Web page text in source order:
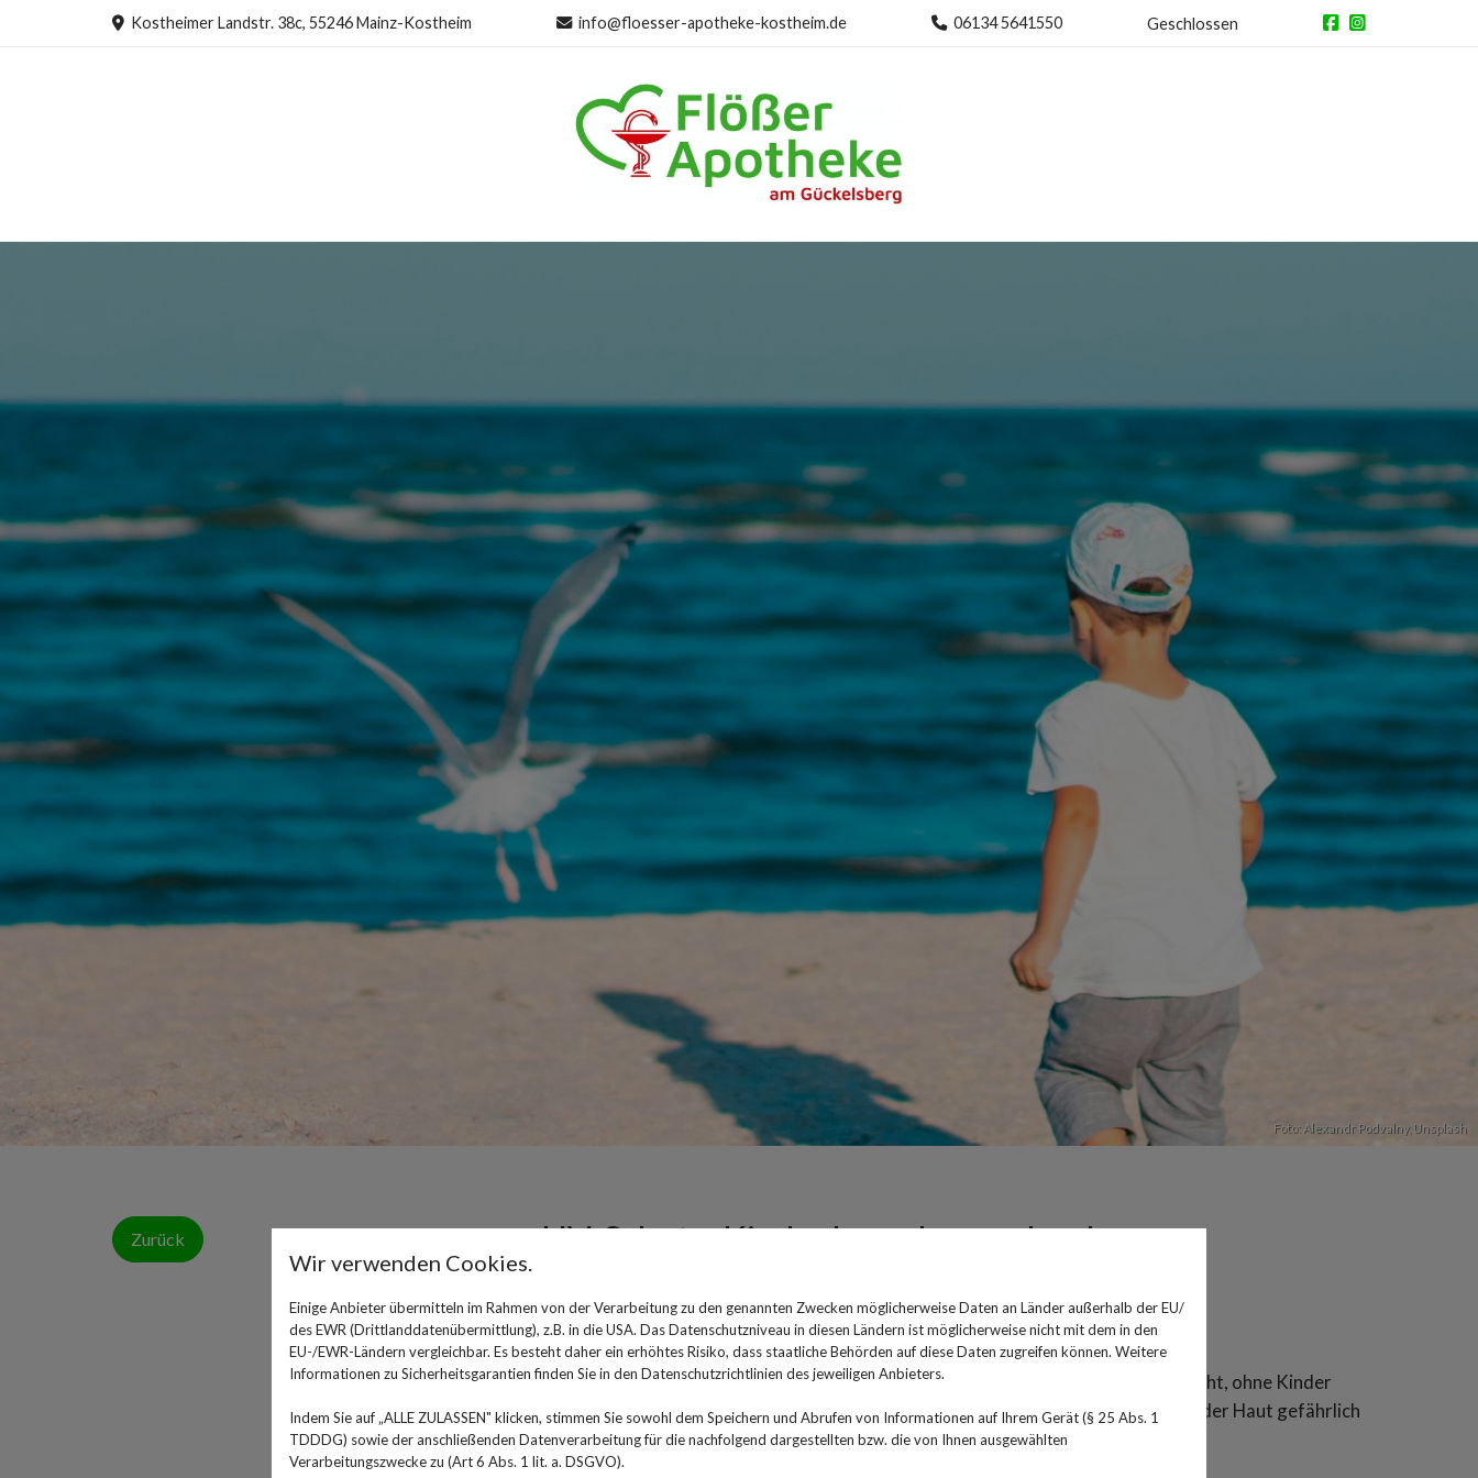
Kostheimer Landstr. 38c, 55246 Mainz-Kostheim info@floesser-apotheke-kostheim.de 06134 5641550 Geschlossen
Foto: Alexandr Podvalny, Unsplash
Zurück
UV-Schutz: Kinder brauchen mehr als nur
26. Juni 2024
Die Sonne scheint, der Urlaub naht, der Besuch im Freibad ist geplant. Natürlich nicht, ohne Kinder
vorher einzucremen. Doch reicht das aus, um sie vor der Strahlung der Sonne, die der Haut gefährlich
werden kann, zu schützen?
Wir verwenden Cookies.
Einige Anbieter übermitteln im Rahmen von der Verarbeitung zu den genannten Zwecken möglicherweise Daten an Länder außerhalb der EU/
des EWR (Drittlanddatenübermittlung), z.B. in die USA. Das Datenschutzniveau in diesen Ländern ist möglicherweise nicht mit dem in den
EU-/EWR-Ländern vergleichbar. Es besteht daher ein erhöhtes Risiko, dass staatliche Behörden auf diese Daten zugreifen können. Weitere
Informationen zu Sicherheitsgarantien finden Sie in den Datenschutzrichtlinien des jeweiligen Anbieters.
Indem Sie auf „ALLE ZULASSEN" klicken, stimmen Sie sowohl dem Speichern und Abrufen von Informationen auf Ihrem Gerät (§ 25 Abs. 1
TDDDG) sowie der anschließenden Datenverarbeitung für die nachfolgend dargestellten bzw. die von Ihnen ausgewählten
Verarbeitungszwecke zu (Art 6 Abs. 1 lit. a. DSGVO).